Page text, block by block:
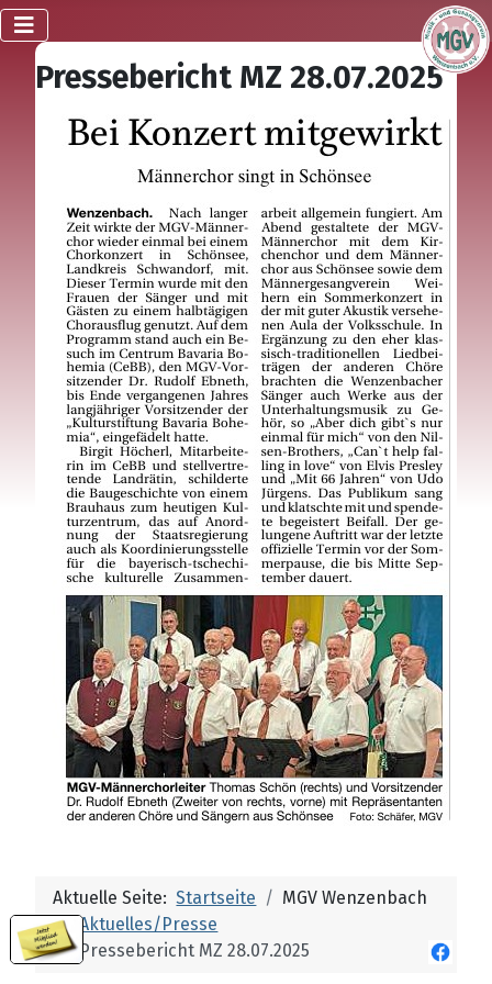
Pressebericht MZ 28.07.2025
Aktuelle Seite:Startseite
MGV Wenzenbach
Aktuelles/Presse
Pressebericht MZ 28.07.2025